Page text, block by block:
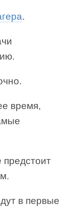
.
время,
предстоит
в первые